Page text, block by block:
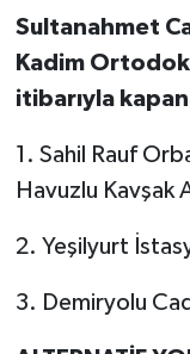
Sultanahmet
Kadim
itibarıyla
1. Sahil Rauf
Havuzlu Kavşak
2. Yeşilyurt
3. Demiryolu